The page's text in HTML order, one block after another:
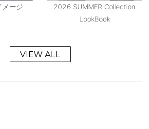
メージ
2026 SUMMER Collection
LookBook
VIEW ALL